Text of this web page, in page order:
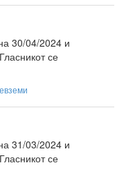
30/04/2024 и
се
31/03/2024 и
се